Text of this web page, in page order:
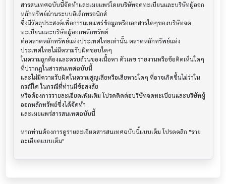
สารสนเทศฉบับนี้จัดทำและเผยแพร่โดยบริษัทจดทะเบียนและบริษัทผู้ออก
หลักทรัพย์ผ่านระบบอิเล็กทรอนิกส์
ซึ่งมีวัตถุประสงค์เพื่อการเผยแพร่ข้อมูลหรือเอกสารใดๆของบริษัทจด
ทะเบียนและบริษัทผู้ออกหลักทรัพย์
ต่อตลาดหลักทรัพย์แห่งประเทศไทยเท่านั้น ตลาดหลักทรัพย์แห่ง
ประเทศไทยไม่มีความรับผิดชอบใดๆ
ในความถูกต้องและครบถ้วนของเนื้อหา ตัวเลข รายงานหรือข้อคิดเห็นใดๆ
ที่ปรากฎในสารสนเทศฉบับนี้
และไม่มีความรับผิดในความสูญเสียหรือเสียหายใดๆ ที่อาจเกิดขึ้นไม่ว่าใน
กรณีใด ในกรณีที่ท่านมีข้อสงสัย
หรือต้องการรายละเอียดเพิ่มเติม โปรดติดต่อบริษัทจดทะเบียนและบริษัทผู้
ออกหลักทรัพย์ซึ่งได้จัดทำ
และเผยแพร่สารสนเทศฉบับนี้
หากท่านต้องการดูรายละเอียดสารสนเทศฉบับนี้แบบเต็ม โปรดคลิก "ราย